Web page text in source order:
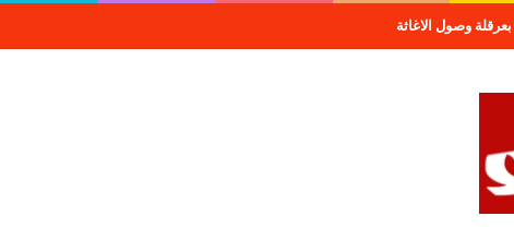
الراجحي الاستثمارية